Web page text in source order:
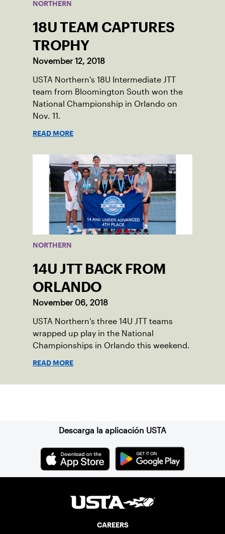
NORTHERN
18U TEAM CAPTURES
TROPHY
November 12, 2018
USTA Northern's 18U Intermediate JTT
team from Bloomington South won the
National Championship in Orlando on
Nov. 11.
READ MORE
NORTHERN
14U JTT BACK FROM
ORLANDO
November 06, 2018
USTA Northern's three 14U JTT teams
wrapped up play in the National
Championships in Orlando this weekend.
READ MORE
Descarga la aplicación USTA
CAREERS